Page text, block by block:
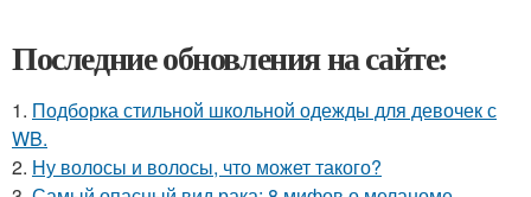
Последние обновления на сайте:
1. Подборка стильной школьной одежды для девочек с
WB.
2. Ну волосы и волосы, что может такого?